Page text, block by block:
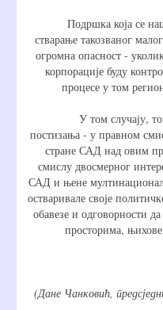
Подршка која се
стварање такозваног
огромна опасност -
корпорације буду
процесе у том
У том случају, то
постизања - у правном
стране САД над овим
смислу двосмерног
САД и њене
остваривале своје
обавезе и одговорности
просторима,
(Дане Чанковић,